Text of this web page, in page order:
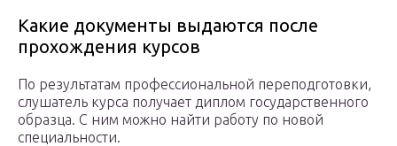
Какие документы выдаются после
прохождения курсов
По результатам профессиональной переподготовки,
слушатель курса получает диплом государственного
образца. С ним можно найти работу по новой
специальности.